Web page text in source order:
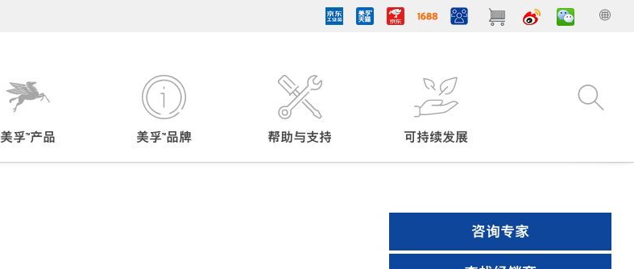
美孚™产品 美孚™品牌 帮助与支持 可持续发展
咨询专家